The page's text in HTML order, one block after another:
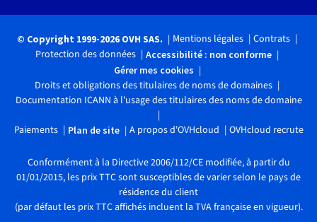
© Copyright 1999-2026 OVH SAS. Mentions légales
Contrats
Protection des données
Accessibilité : non conforme
Gérer mes cookies
Droits et obligations des titulaires de noms de domaines
Documentation ICANN à l'usage des titulaires des noms de domaine
Paiements Plan de site A propos d'OVHcloud OVHcloud recrute
Conformément à la Directive 2006/112/CE modifiée, à partir du
01/01/2015, les prix TTC sont susceptibles de varier selon le pays de
résidence du client
(par défaut les prix TTC affichés incluent la TVA française en vigueur).